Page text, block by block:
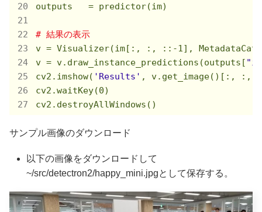
outputs   = predictor(im)
# 結果の表示
v = Visualizer(im[:, :, :: -1],
v = v.draw_instance_predictions(outputs[
cv2.imshow( 'Results' , v.get_image()[:, :,
cv2.waitKey(0)
cv2.destroyAllWindows()
サンプル画像のダウンロード
以下の画像をダウンロードして
~/src/detectron2/happy_mini.jpgとして保存する。